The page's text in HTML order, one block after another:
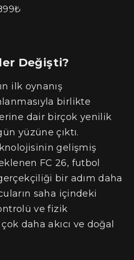
Değişti?
ilk oynanış
birlikte
dair birçok yenilik
yüzüne çıktı.
gelişmiş
FC 26, futbol
bir adım daha
saha içindeki
ve fizik
daha akıcı ve doğal